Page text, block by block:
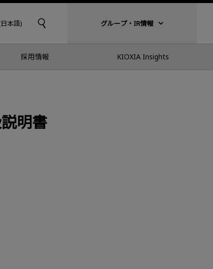
本語) グループ・IR情報
採用情報 KIOXIA Insights
明書